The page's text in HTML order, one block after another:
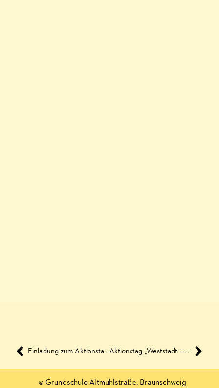
Einladung zum Aktionstag am 28.06.2012: „Weststadt – sympathisch und sauber“ Aktionstag „Weststadt – sympathisch und sauber“ – Die Klasse 2b erkundet das Entsorgungszentrum der ALBA in Watenbüttel
© Grundschule Altmühlstraße, Braunschweig